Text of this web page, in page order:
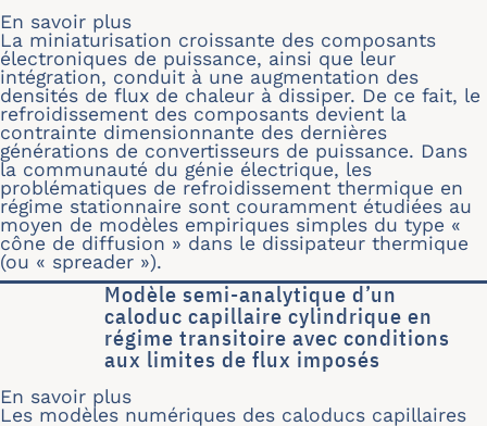
En savoir plus
La miniaturisation croissante des composants
électroniques de puissance, ainsi que leur
intégration, conduit à une augmentation des
densités de flux de chaleur à dissiper. De ce fait, le
refroidissement des composants devient la
contrainte dimensionnante des dernières
générations de convertisseurs de puissance. Dans
la communauté du génie électrique, les
problématiques de refroidissement thermique en
régime stationnaire sont couramment étudiées au
moyen de modèles empiriques simples du type «
cône de diffusion » dans le dissipateur thermique
(ou « spreader »).
Modèle semi-analytique d’un
caloduc capillaire cylindrique en
régime transitoire avec conditions
aux limites de flux imposés
En savoir plus
Les modèles numériques des caloducs capillaires